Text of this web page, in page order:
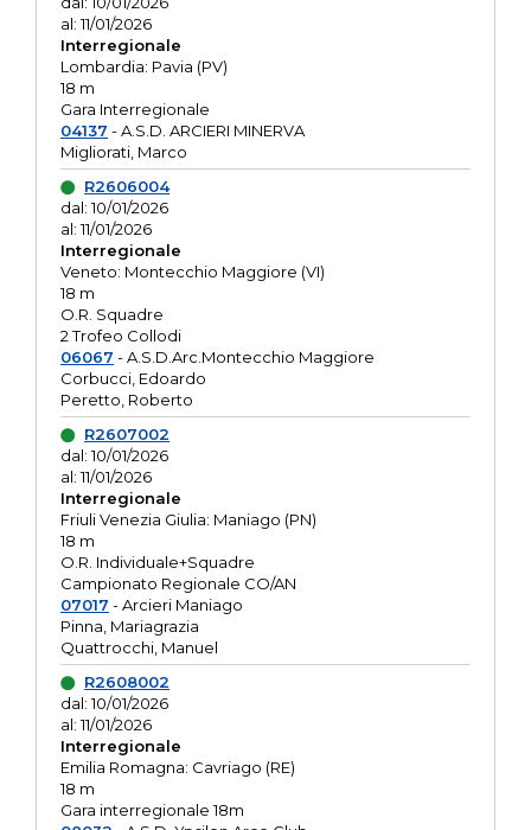
al: 11/01/2026
Interregionale
Lombardia: Pavia (PV)
18 m
Gara Interregionale
04137 - A.S.D. ARCIERI MINERVA
Migliorati, Marco
R2606004
dal: 10/01/2026
al: 11/01/2026
Interregionale
Veneto: Montecchio Maggiore (VI)
18 m
O.R. Squadre
2 Trofeo Collodi
06067 - A.S.D.Arc.Montecchio Maggiore
Corbucci, Edoardo
Peretto, Roberto
R2607002
dal: 10/01/2026
al: 11/01/2026
Interregionale
Friuli Venezia Giulia: Maniago (PN)
18 m
O.R. Individuale+Squadre
Campionato Regionale CO/AN
07017 - Arcieri Maniago
Pinna, Mariagrazia
Quattrocchi, Manuel
R2608002
dal: 10/01/2026
al: 11/01/2026
Interregionale
Emilia Romagna: Cavriago (RE)
18 m
Gara interregionale 18m